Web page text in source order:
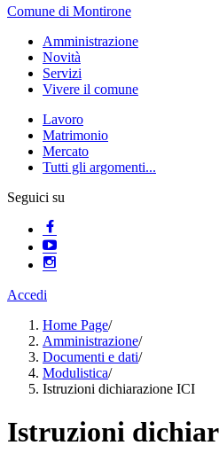
Comune di Montirone
Amministrazione
Novità
Servizi
Vivere il comune
Lavoro
Matrimonio
Mercato
Tutti gli argomenti...
Seguici su
Accedi
Home Page/
Amministrazione/
Documenti e dati/
Modulistica/
Istruzioni dichiarazione ICI
Istruzioni